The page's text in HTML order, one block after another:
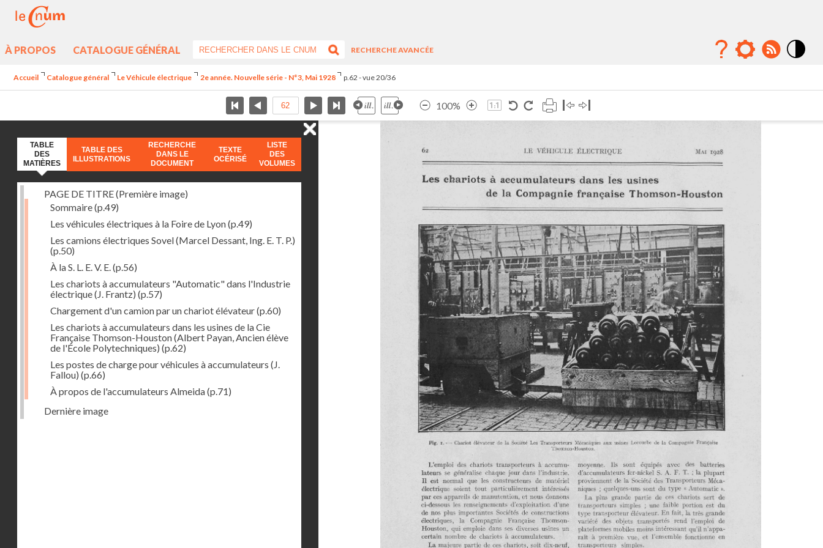
À PROPOS CATALOGUE GÉNÉRAL
RECHERCHE AVANCÉE
Accueil Catalogue général Le Véhicule électrique 2e année. Nouvelle série - N°3, Mai 1928 p.62 - vue 20/36
100%
TABLE
DES
MATIÈRES
TABLE DES
ILLUSTRATIONS
RECHERCHE
DANS LE
DOCUMENT
TEXTE
OCÉRISÉ
LISTE
DES
VOLUMES
PAGE DE TITRE (Première image)
Sommaire(p.49)
Les véhicules électriques à la Foire de Lyon(p.49)
Les camions électriques Sovel (Marcel Dessant, Ing. E. T. P.)
(p.50)
À la S. L. E. V. E.(p.56)
Les chariots à accumulateurs "Automatic" dans l'Industrie
électrique (J. Frantz) (p.57)
Chargement d'un camion par un chariot élévateur(p.60)
Les chariots à accumulateurs dans les usines de la Cie
Française Thomson-Houston (Albert Payan, Ancien élève
de l'École Polytechniques) (p.62)
Les postes de charge pour véhicules à accumulateurs (J.
Fallou) (p.66)
À propos de l'accumulateurs Almeida(p.71)
Dernière image